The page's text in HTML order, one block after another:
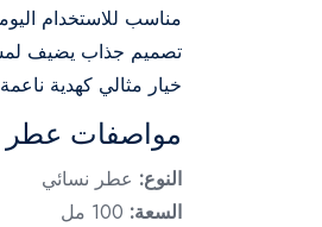
مناسب للاستخدام
تصميم جذاب يضيف
خيار مثالي كهدية ناعمة
مواصفات عطر
النوع: عطر نسائي
السعة: